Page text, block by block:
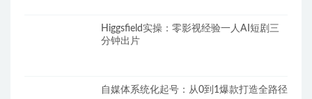
Higgsfield实操：零影视经验一人AI短剧三
分钟出片
自媒体系统化起号：从0到1爆款打造全路径